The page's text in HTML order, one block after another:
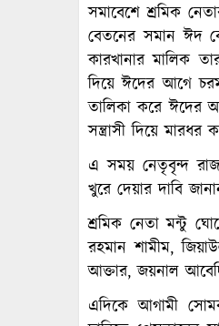
সমাবেশে শ্রমিক
বেতনের সমান ঈদ
কারখানার মালিক
দিয়ে ঈদের আগে
তালিকা করে ঈদের
সন্ত্রাসী দিয়ে
এ সময় নেতৃবৃন্দ
খুরে দেয়ার দাবি
শ্রমিক নেতা মন্টু
রহমান শামীম,
আক্তার, জয়নাল
এদিকে আগামী